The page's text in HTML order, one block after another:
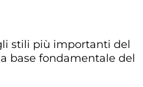
stili più importanti del
base fondamentale del